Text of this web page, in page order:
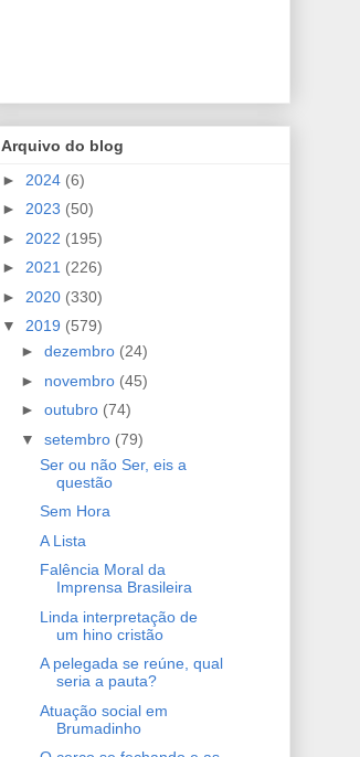
Arquivo do blog
► 2024 (6)
► 2023 (50)
► 2022 (195)
► 2021 (226)
► 2020 (330)
▼ 2019 (579)
► dezembro (24)
► novembro (45)
► outubro (74)
▼ setembro (79)
Ser ou não Ser, eis a
questão
Sem Hora
A Lista
Falência Moral da
Imprensa Brasileira
Linda interpretação de
um hino cristão
A pelegada se reúne, qual
seria a pauta?
Atuação social em
Brumadinho